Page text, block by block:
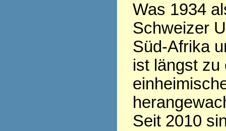
Was 1934
Schweizer
Süd-Afrika
ist längst zu
Seit 2010